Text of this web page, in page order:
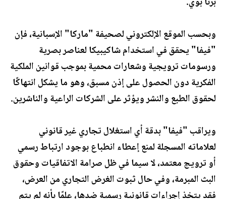
وبحسب الموقع الإلكتروني لصحيفة "ماركا" الإسبانية، فإن
"فيفا" يحقق في استخدام شاكيبيكا لعناصر بصرية
ورسومات ترويجية وشعارات محمية بموجب قوانين الملكية
الفكرية دون الحصول على إذن مسبق، وهو ما يشكل انتهاكًا
لحقوق الطبع والنشر ويؤثر على الشركات الراعية والناشرين.
ويراقب "فيفا" بدقة أي استغلال تجاري غير قانوني
لعلاماته المسجلة لمنع إعطاء انطباع بوجود ارتباط رسمي
أو ترويج معتمد، لا سيما في ظل صرامة الاتفاقيات وحقوق
البث المبرمة، وفي حال ثبوت الغرض التجاري من العرض،